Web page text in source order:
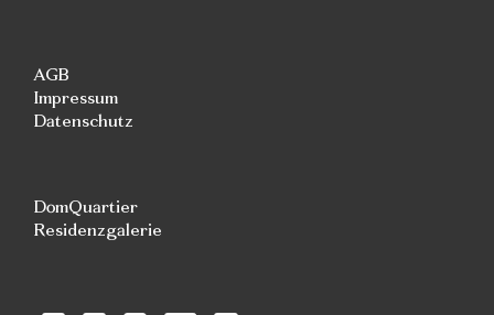
AGB
Impressum
Datenschutz
DomQuartier
Residenzgalerie